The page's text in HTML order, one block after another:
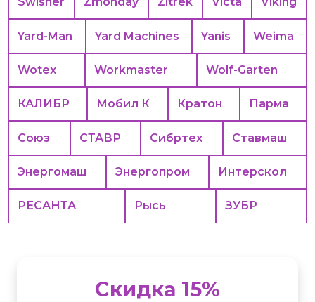
Yard-Man Yard Machines Yanis Weima
Wotex Workmaster Wolf-Garten
КАЛИБР Мобил К Кратон Парма
Союз СТАВР Сибртех Ставмаш
Энергомаш Энергопром Интерскол
РЕСАНТА Рысь ЗУБР
Скидка 15%